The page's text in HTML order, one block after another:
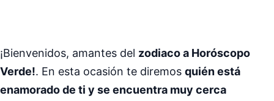
¡Bienvenidos, amantes del zodiaco a Horóscopo
Verde!. En esta ocasión te diremos quién está
enamorado de ti y se encuentra muy cerca